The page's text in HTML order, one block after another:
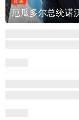
厄瓜多尔总统诺